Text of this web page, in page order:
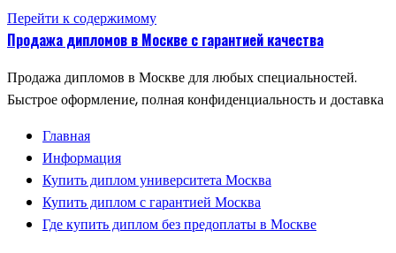
Перейти к содержимому
Продажа дипломов в Москве с гарантией качества
Продажа дипломов в Москве для любых специальностей.
Быстрое оформление, полная конфиденциальность и доставка
Главная
Информация
Купить диплом университета Москва
Купить диплом с гарантией Москва
Где купить диплом без предоплаты в Москве